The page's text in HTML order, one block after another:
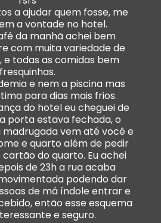
a ajudar quem fosse, me
a vontade no hotel.
da manhã achei bem
com muita variedade de
e todas as comidas bem
fresquinhas.
e nem a piscina mas
para dias mais frios.
do hotel eu cheguei de
porta estava fechada, o
vem até você e
e quarto além de pedir
do quarto. Eu achei
de 23h a rua acaba
podendo dar
de má índole entrar e
então esse esquema
e seguro.